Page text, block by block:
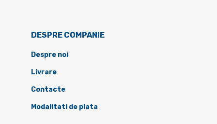
DESPRE COMPANIE
Despre noi
Livrare
Contacte
Modalitati de plata